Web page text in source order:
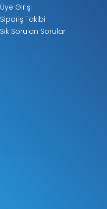
Üye Girişi
Sipariş Takibi
Sık Sorulan Sorular